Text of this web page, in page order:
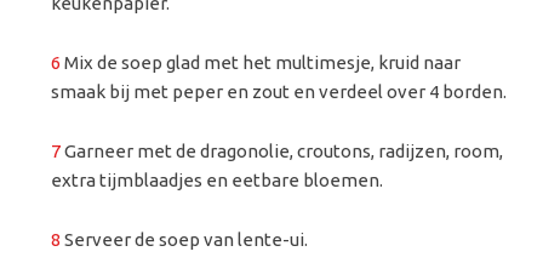
6Mix de soep glad met het multimesje, kruid naar
smaak bij met peper en zout en verdeel over 4 borden.
7Garneer met de dragonolie, croutons, radijzen, room,
extra tijmblaadjes en eetbare bloemen.
8Serveer de soep van lente-ui.